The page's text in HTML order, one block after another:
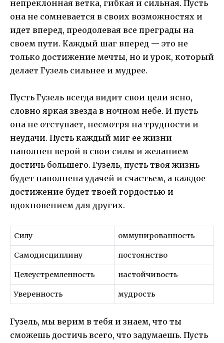
непреклонная ветка, гибкая и сильная. Пусть
она не сомневается в своих возможностях и
идет вперед, преодолевая все преграды на
своем пути. Каждый шаг вперед — это не
только достижение мечты, но и урок, который
делает Гузель сильнее и мудрее.
Пусть Гузель всегда видит свои цели ясно,
словно яркая звезда в ночном небе. И пусть
она не отступает, несмотря на трудности и
неудачи. Пусть каждый миг ее жизни
наполнен верой в свои силы и желанием
достичь большего. Гузель, пусть твоя жизнь
будет наполнена удачей и счастьем, а каждое
достижение будет твоей гордостью и
вдохновением для других.
Силу оммунированность
Самодисциплину постоянство
Целеустремленность настойчивость
Уверенность мудрость
Гузель, мы верим в тебя и знаем, что ты
сможешь достичь всего, что задумаешь. Пусть